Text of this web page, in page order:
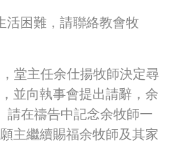
活困難，請聯絡教會牧
堂主任余仕揚牧師決定尋
並向執事會提出請辭，余
請在禱告中記念余牧師一
主繼續賜福余牧師及其家